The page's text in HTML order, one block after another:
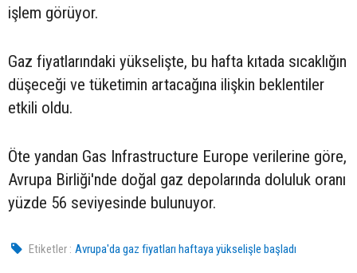
işlem görüyor.
Gaz fiyatlarındaki yükselişte, bu hafta kıtada sıcaklığın
düşeceği ve tüketimin artacağına ilişkin beklentiler
etkili oldu.
Öte yandan Gas Infrastructure Europe verilerine göre,
Avrupa Birliği'nde doğal gaz depolarında doluluk oranı
yüzde 56 seviyesinde bulunuyor.
Etiketler : Avrupa'da gaz fiyatları haftaya yükselişle başladı